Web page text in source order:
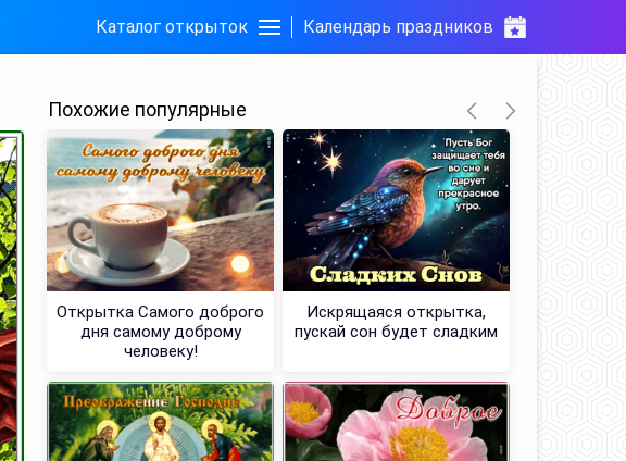
Каталог открыток Календарь праздников
Похожие популярные
Открытка Самого доброго
дня самому доброму
человеку!
Искрящаяся открытка,
пускай сон будет сладким